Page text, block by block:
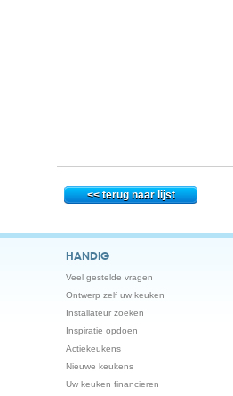
HANDIG
Veel gestelde vragen
Ontwerp zelf uw keuken
Installateur zoeken
Inspiratie opdoen
Actiekeukens
Nieuwe keukens
Uw keuken financieren